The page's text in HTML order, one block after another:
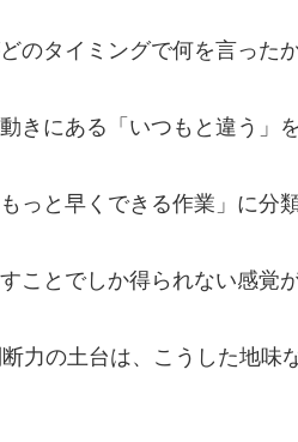
のタイミングで何を言った
きにある「いつもと違う」を
っと早くできる作業」に分
ことでしか得られない感覚
力の土台は、こうした地味